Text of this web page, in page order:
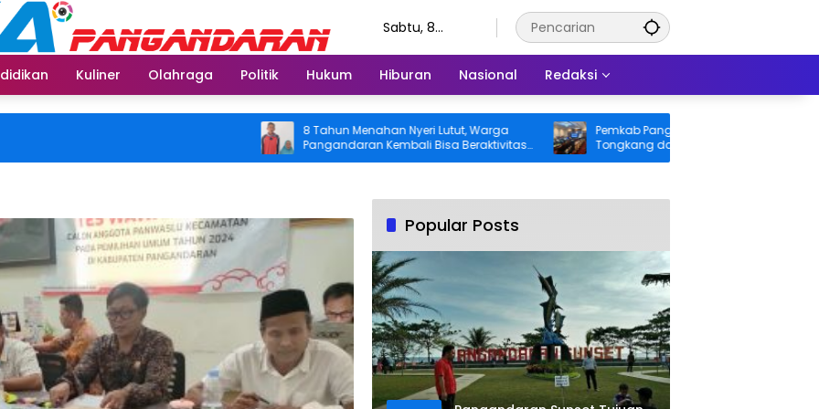
Sabtu, 8
Kuliner Olahraga Politik Hukum Hiburan Nasional Redaksi
8 Tahun Menahan Nyeri Lutut, Warga
Pangandaran Kembali Bisa Beraktivitas
Usai Operasi Gratis Ditanggung BPJS
Pemkab Pangandaran Desak Bangkai
Tongkang dan Ceceran Batu Bara
Segera Diangkat, Soroti Buruknya
Popular Posts